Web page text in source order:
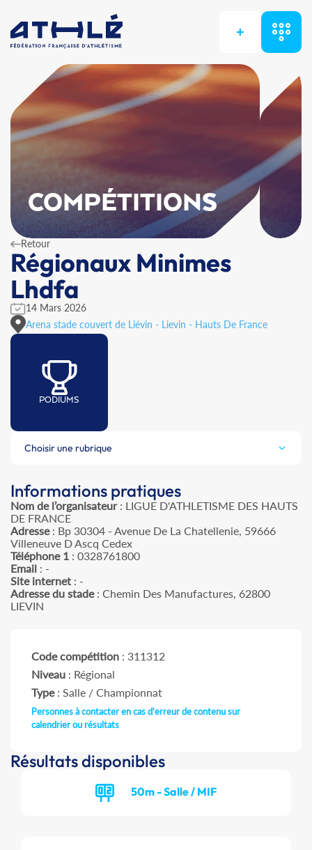
+
COMPÉTITIONS
Retour
Régionaux Minimes
Lhdfa
14 Mars 2026
Arena stade couvert de Liévin - Lievin - Hauts De France
PODIUMS
Choisir une rubrique
Informations pratiques
Nom de l’organisateur: LIGUE D'ATHLETISME DES HAUTS
DE FRANCE
Adresse: Bp 30304 - Avenue De La Chatellenie, 59666
Villeneuve D Ascq Cedex
Téléphone 1 : 0328761800
Email : -
Site internet : -
Adresse du stade: Chemin Des Manufactures, 62800
LIEVIN
Code compétition : 311312
Niveau : Régional
Type: Salle / Championnat
Personnes à contacter en cas d'erreur de contenu sur
calendrier ou résultats
Résultats disponibles
50m - Salle / MIF